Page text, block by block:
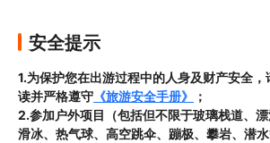
安全提示
1.为保护您在出游过程中的人身及财产安全，
读并严格遵守 《旅游安全手册》
；
2.参加户外项目（包括但不限于玻璃栈道、
滑冰、热气球、高空跳伞、蹦极、攀岩、潜